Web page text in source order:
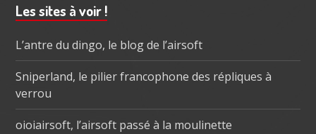
Barre
subsidiaire
Les sites à voir !
L’antre du dingo, le blog de l’airsoft
Sniperland, le pilier francophone des répliques à
verrou
oioiairsoft, l’airsoft passé à la moulinette